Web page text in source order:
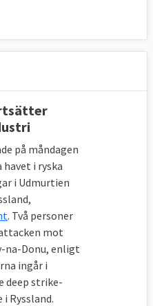
på måndagen
i ryska
i Udmurtien
. Två personer
mot
na-Donu, enligt
ingår i
deep strike-
Ryssland.